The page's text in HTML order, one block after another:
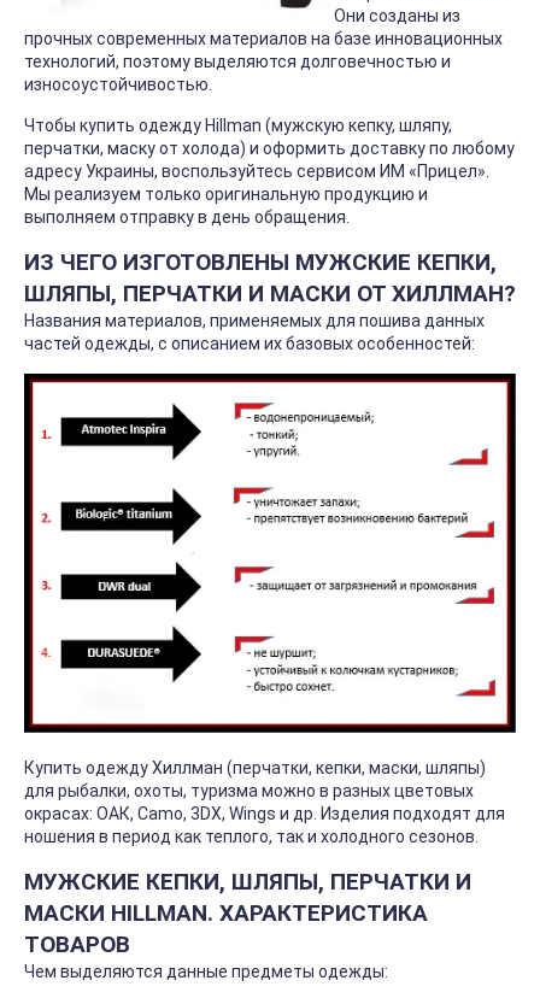
Они созданы из
прочных современных материалов на базе инновационных
технологий, поэтому выделяются долговечностью и
износоустойчивостью.
Чтобы купить одежду Hillman (мужскую кепку, шляпу,
перчатки, маску от холода) и оформить доставку по любому
адресу Украины, воспользуйтесь сервисом ИМ «Прицел».
Мы реализуем только оригинальную продукцию и
выполняем отправку в день обращения.
ИЗ ЧЕГО ИЗГОТОВЛЕНЫ МУЖСКИЕ КЕПКИ,
ШЛЯПЫ, ПЕРЧАТКИ И МАСКИ ОТ ХИЛЛМАН?
Названия материалов, применяемых для пошива данных
частей одежды, с описанием их базовых особенностей:
Купить одежду Хиллман (перчатки, кепки, маски, шляпы)
для рыбалки, охоты, туризма можно в разных цветовых
окрасах: ОАК, Camo, 3DX, Wings и др. Изделия подходят для
ношения в период как теплого, так и холодного сезонов.
МУЖСКИЕ КЕПКИ, ШЛЯПЫ, ПЕРЧАТКИ И
МАСКИ HILLMAN. ХАРАКТЕРИСТИКА
ТОВАРОВ
Чем выделяются данные предметы одежды: